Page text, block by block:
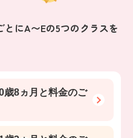
にA〜Eの5つのクラスを
歳8ヵ月 と料金のご